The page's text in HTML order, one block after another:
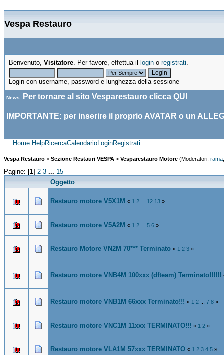
Vespa Restauro
Benvenuto, Visitatore. Per favore, effettua il login o registrati.
Login con username, password e lunghezza della sessione
News: Per tornare al sito Vesparestauro clicca QUI
IMPORTANTE: per inserire il proprio AVATAR o un
Home HelpRicercaCalendarioLoginRegistrati
Vespa Restauro > Sezione Restauri VESPA > Vesparestauro Motore (Moderatori: rama
Pagine: [1] 2 3 ... 15
Oggetto
Restauro motore V5X1M « 1 2 12 13 »
Restauro motore V5A2M « 1 2 5 6 »
Restauro Motore VN2M 70*** Terminato « 1 2 3 »
Restauro motore VNB4M 100xxx (dfteam) Terminato!!!!!!
Restauro motore VNB1M 66xxx Terminato!!! « 1 2 7 8 »
Restauro motore VNC1M 11xxx TERMINATO!!! « 1 2 »
Restauro motore VLA1M 57xxx TERMINATO « 1 2 3 4 5 »